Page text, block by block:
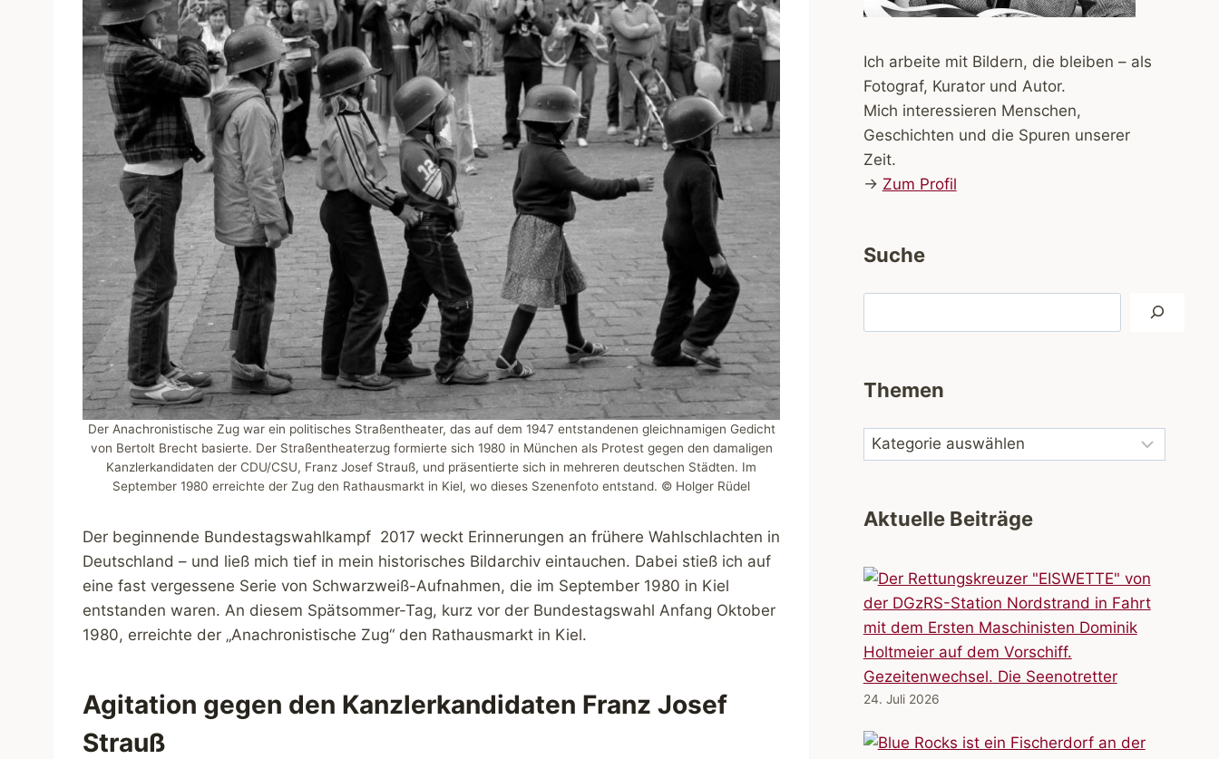
Der Anachronistische Zug war ein politisches Straßentheater, das auf dem 1947 entstandenen gleichnamigen Gedicht
von Bertolt Brecht basierte. Der Straßentheaterzug formierte sich 1980 in München als Protest gegen den damaligen
Kanzlerkandidaten der CDU/CSU, Franz Josef Strauß, und präsentierte sich in mehreren deutschen Städten. Im
September 1980 erreichte der Zug den Rathausmarkt in Kiel, wo dieses Szenenfoto entstand. © Holger Rüdel
Der beginnende Bundestagswahlkampf 2017 weckt Erinnerungen an frühere Wahlschlachten in
Deutschland – und ließ mich tief in mein historisches Bildarchiv eintauchen. Dabei stieß ich auf
eine fast vergessene Serie von Schwarzweiß-Aufnahmen, die im September 1980 in Kiel
entstanden waren. An diesem Spätsommer-Tag, kurz vor der Bundestagswahl Anfang Oktober
1980, erreichte der „Anachronistische Zug“ den Rathausmarkt in Kiel.
Agitation gegen den Kanzlerkandidaten Franz Josef
Strauß
Ich arbeite mit Bildern, die bleiben – als
Fotograf, Kurator und Autor.
Mich interessieren Menschen,
Geschichten und die Spuren unserer
Zeit.
→ Zum Profil
Suche
Themen
Aktuelle Beiträge
Gezeitenwechsel. Die Seenotretter
24. Juli 2026